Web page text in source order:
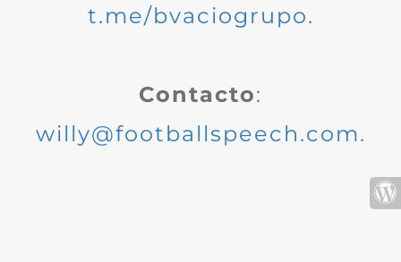
t.me/bvaciogrupo.
Contacto:
willy@footballspeech.com.